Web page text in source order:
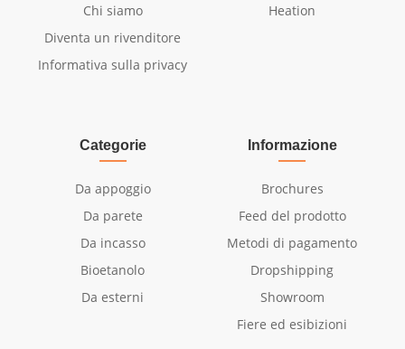
Canna fumaria
Non necessaria
alimentazione
Chi siamo
Diventa un rivenditore
Informativa sulla privacy
Heation
Categorie
Da appoggio
Da parete
Da incasso
Bioetanolo
Da esterni
Informazione
Brochures
Feed del prodotto
Metodi di pagamento
Dropshipping
Showroom
Fiere ed esibizioni